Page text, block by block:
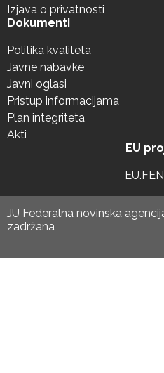
Izjava o privatnosti
Dokumenti
Politika kvaliteta
Javne nabavke
Javni oglasi
Pristup informacijama
Plan integriteta
Akti
EU
JU Federalna novinska
zadržana